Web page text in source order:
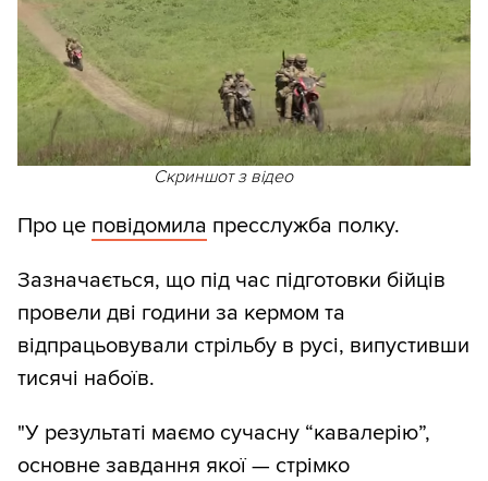
Скриншот з відео
Про це повідомила пресслужба полку.
Зазначається, що під час підготовки бійців
провели дві години за кермом та
відпрацьовували стрільбу в русі, випустивши
тисячі набоїв.
"У результаті маємо сучасну “кавалерію”,
основне завдання якої — стрімко